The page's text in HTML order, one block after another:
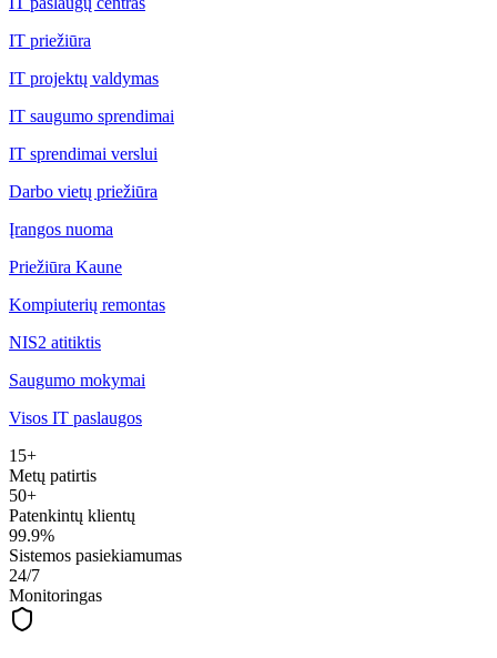
IT priežiūra
IT projektų valdymas
IT saugumo sprendimai
IT sprendimai verslui
Darbo vietų priežiūra
Įrangos nuoma
Priežiūra Kaune
Kompiuterių remontas
NIS2 atitiktis
Saugumo mokymai
Visos IT paslaugos
15+
Metų patirtis
50+
Patenkintų klientų
99.9%
Sistemos pasiekiamumas
24/7
Monitoringas